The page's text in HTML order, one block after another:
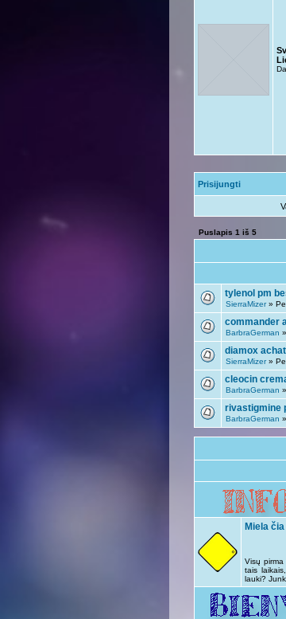
Prisijungti
Puslapis 1 iš 5
tylenol pm
SierraMizer»
commander
BarbraGerman
diamox
SierraMizer»
cleocin
BarbraGerman
rivastigmine
BarbraGerman
Miela
Visų
tais
lauki?